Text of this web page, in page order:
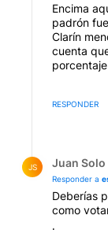
Encima
padrón
Clarín
cuenta
puedo
RESPONDER
JS Juan Solo
Responder a
Deberías
como